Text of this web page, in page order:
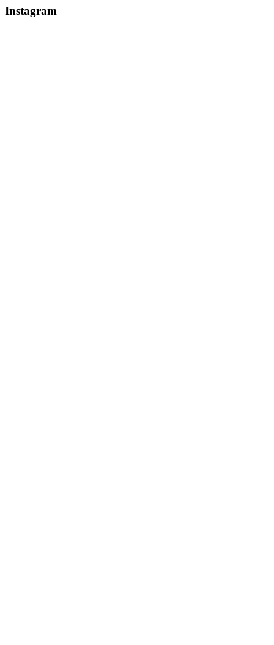
Instagram